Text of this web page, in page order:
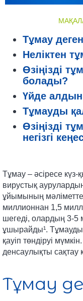
Тұмау – әсіресе күз-
вирустық
ұйымының
миллионнан 1,5
шегеді, олардың 3-5
ұшырайды¹. Тұмауды
қауіп төндіруі
денсаулықты сақтау
Тұмау
Тұмау
Неліктен
Өзіңізді
болады?
Үйде алдын
Тұмауды
Өзіңізді
негізгі